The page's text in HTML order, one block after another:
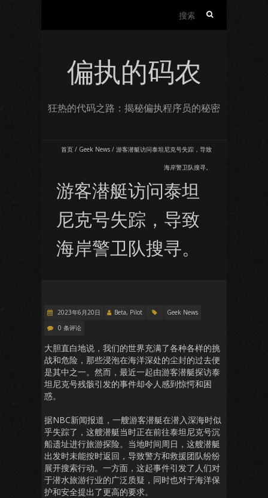
偏执的码农
狂热的代码之路：揭秘偏执程序员的秘密
首页 / Geek News / 游客潜艇访问泰坦尼克号失踪，导致
海岸警卫队搜寻。
游客潜艇访问泰坦
尼克号失踪，导致
海岸警卫队搜寻。
2023年6月20日 Beta, Pilot
Geek News
0 条评论
大胆直白地说，我们的世界充满了各种各样的挑
战和危险，那些浸泡在海洋深处的尘封的过去便
是其中之一。然而，最近一起由游客潜艇探访泰
坦尼克号残骸引发的事件却令人感到惊愕和困
惑。
据NBC新闻报道，一艘游客潜艇在潜入深海时似
乎失踪了，这艘潜艇当时正在前往泰坦尼克号沉
船遗址进行旅游探险。当地时间周日，这艘潜艇
出发时未能按时返回，导致警方和救援团队纷纷
展开搜索行动。一方面，这起事件引发了人们对
于潜水旅游行业的广泛质疑，同时也对于海洋保
护和安全提出了更高的要求。